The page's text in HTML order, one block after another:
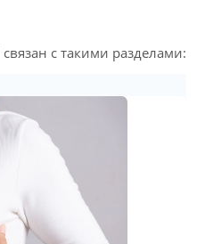
связан с такими разделами: